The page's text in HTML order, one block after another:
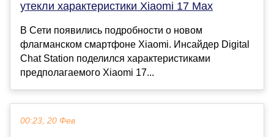
утекли характеристики Xiaomi 17 Max
В Сети появились подробности о новом
флагманском смартфоне Xiaomi. Инсайдер Digital
Chat Station поделился характеристиками
предполагаемого Xiaomi 17...
00:23, 20 Фев